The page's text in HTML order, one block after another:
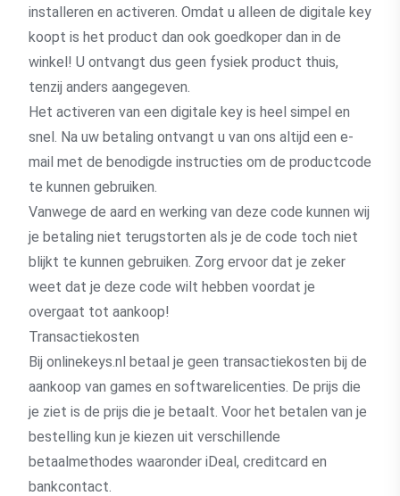
installeren en activeren. Omdat u alleen de digitale key
koopt is het product dan ook goedkoper dan in de
winkel! U ontvangt dus geen fysiek product thuis,
tenzij anders aangegeven.
Het activeren van een digitale key is heel simpel en
snel. Na uw betaling ontvangt u van ons altijd een e-
mail met de benodigde instructies om de productcode
te kunnen gebruiken.
Vanwege de aard en werking van deze code kunnen wij
je betaling niet terugstorten als je de code toch niet
blijkt te kunnen gebruiken. Zorg ervoor dat je zeker
weet dat je deze code wilt hebben voordat je
overgaat tot aankoop!
Transactiekosten
Bij onlinekeys.nl betaal je geen transactiekosten bij de
aankoop van games en softwarelicenties. De prijs die
je ziet is de prijs die je betaalt. Voor het betalen van je
bestelling kun je kiezen uit verschillende
betaalmethodes waaronder iDeal, creditcard en
bankcontact.